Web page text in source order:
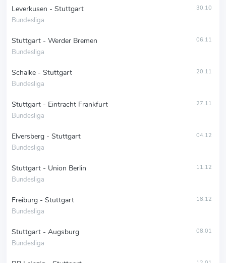
Leverkusen - Stuttgart
Bundesliga
30.10
Stuttgart - Werder Bremen
Bundesliga
06.11
Schalke - Stuttgart
Bundesliga
20.11
Stuttgart - Eintracht Frankfurt
Bundesliga
27.11
Elversberg - Stuttgart
Bundesliga
04.12
Stuttgart - Union Berlin
Bundesliga
11.12
Freiburg - Stuttgart
Bundesliga
18.12
Stuttgart - Augsburg
Bundesliga
08.01